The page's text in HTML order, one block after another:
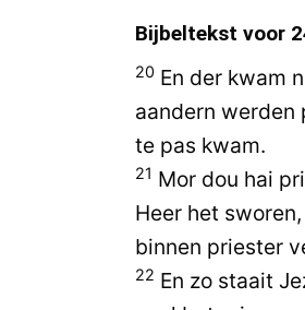
Bijbeltekst voor
20 En der kwam
aandern werden
te pas kwam.
21 Mor dou hai
Heer het
binnen priester
22 En zo staait